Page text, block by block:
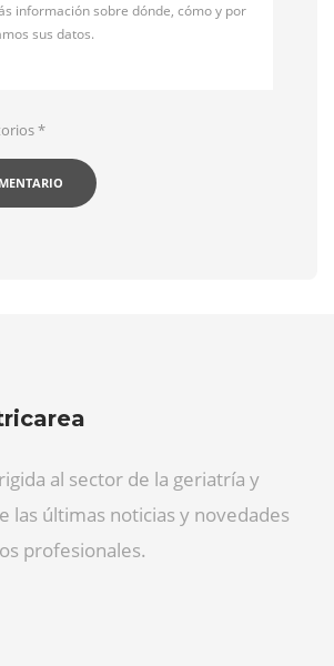
información sobre dónde, cómo y por
sus datos.
*
al sector de la geriatría y
las últimas noticias y novedades
profesionales.